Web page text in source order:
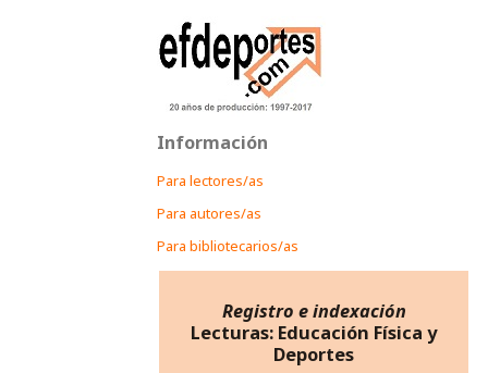
Información
Para lectores/as
Para autores/as
Para bibliotecarios/as
Registro e indexación
Lecturas: Educación Física y
Deportes